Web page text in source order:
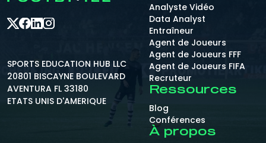
SPORTS EDUCATION HUB LLC
20801 BISCAYNE BOULEVARD
AVENTURA FL 33180
ETATS UNIS D'AMERIQUE
Analyste Vidéo
Data Analyst
Entraîneur
Agent de Joueurs
Agent de Joueurs FFF
Agent de Joueurs FIFA
Recruteur
Ressources
Blog
Conférences
À propos